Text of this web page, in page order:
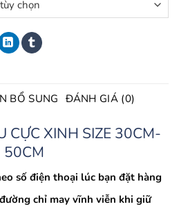
BỔ SUNG ĐÁNH GIÁ (0)
CỰC XINH SIZE 30CM-
50CM
số điện thoại lúc bạn đặt hàng
chỉ may vĩnh viễn khi giữ